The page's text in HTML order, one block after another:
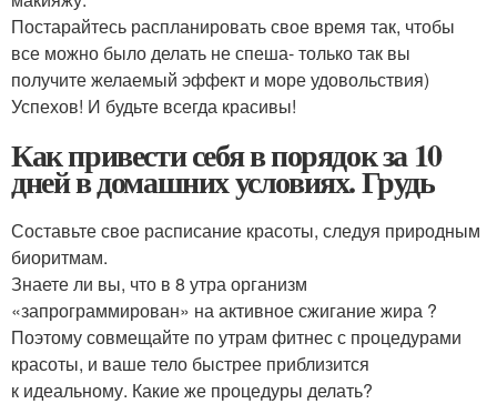
Постарайтесь распланировать свое время так, чтобы
все можно было делать не спеша- только так вы
получите желаемый эффект и море удовольствия)
Успехов! И будьте всегда красивы!
Как привести себя в порядок за 10
дней в домашних условиях. Грудь
Составьте свое расписание красоты, следуя природным
биоритмам.
Знаете ли вы, что в 8 утра организм
«запрограммирован» на активное сжигание жира ?
Поэтому совмещайте по утрам фитнес с процедурами
красоты, и ваше тело быстрее приблизится
к идеальному. Какие же процедуры делать?